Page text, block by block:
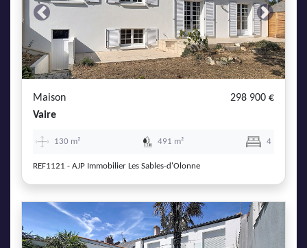
Previous Next
Maison
298 900 €
Vaire
130 m² 491 m² 4
REF1121 - AJP Immobilier Les Sables-d'Olonne